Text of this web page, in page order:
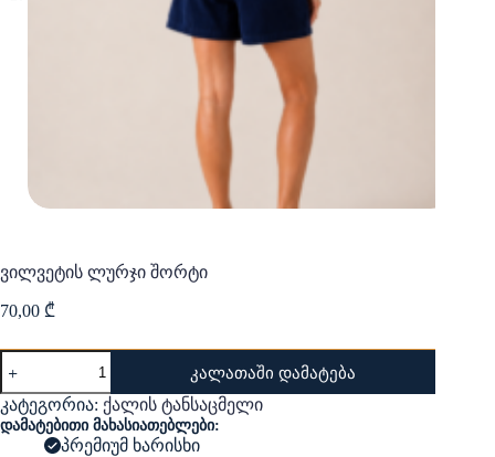
ვილვეტის ლურჯი შორტი
70,00 ₾
ვილვეტის
ლურჯი
შორტი
კალათაში დამატება
კატეგორია: ქალის ტანსაცმელი
დამატებითი მახასიათებლები:
პრემიუმ ხარისხი